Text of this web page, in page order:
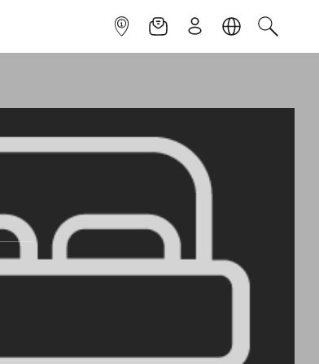
INFOPOINTNEWSLETTER
SIGN UPLANGUAGE
SEARCH